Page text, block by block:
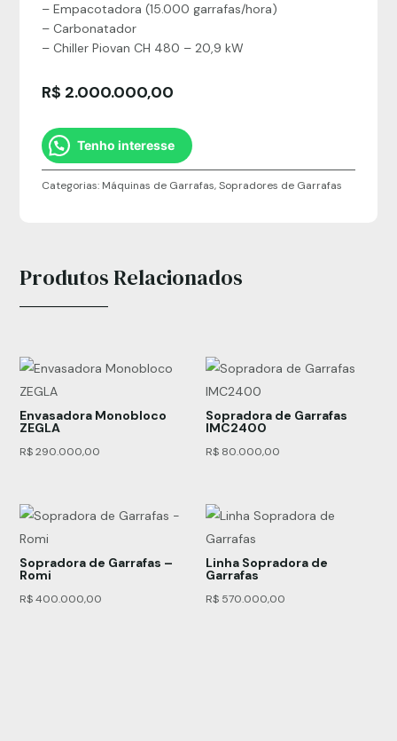
– Empacotadora (15.000 garrafas/hora)
– Carbonatador
– Chiller Piovan CH 480 – 20,9 kW
R$ 2.000.000,00
Tenho interesse
Categorias: Máquinas de Garrafas,Sopradores de Garrafas
Produtos Relacionados
Envasadora Monobloco
ZEGLA
R$290.000,00
Sopradora de Garrafas
IMC2400
R$ 80.000,00
Sopradora de Garrafas –
Romi
R$400.000,00
Linha Sopradora de
Garrafas
R$ 570.000,00